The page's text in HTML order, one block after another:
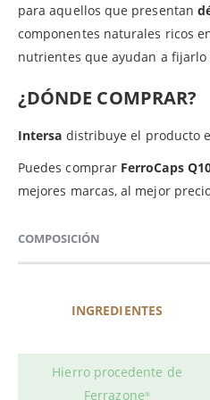
para aquellos que presentan
componentes naturales ricos
nutrientes que ayudan a
¿DÓNDE COMPRAR?
Intersa distribuye el producto
Puedes comprar FerroCaps
mejores marcas, al mejor
COMPOSICIÓN
INGREDIENTES
Hierro procedente de
Ferrazone®